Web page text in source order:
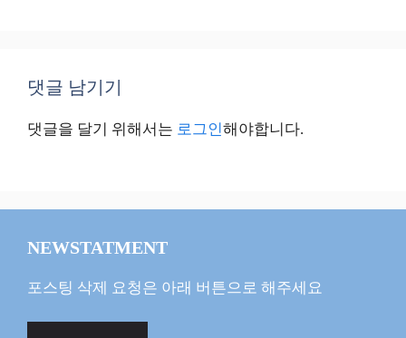
댓글 남기기
댓글을 달기 위해서는 로그인해야합니다.
NEWSTATMENT
포스팅 삭제 요청은 아래 버튼으로 해주세요